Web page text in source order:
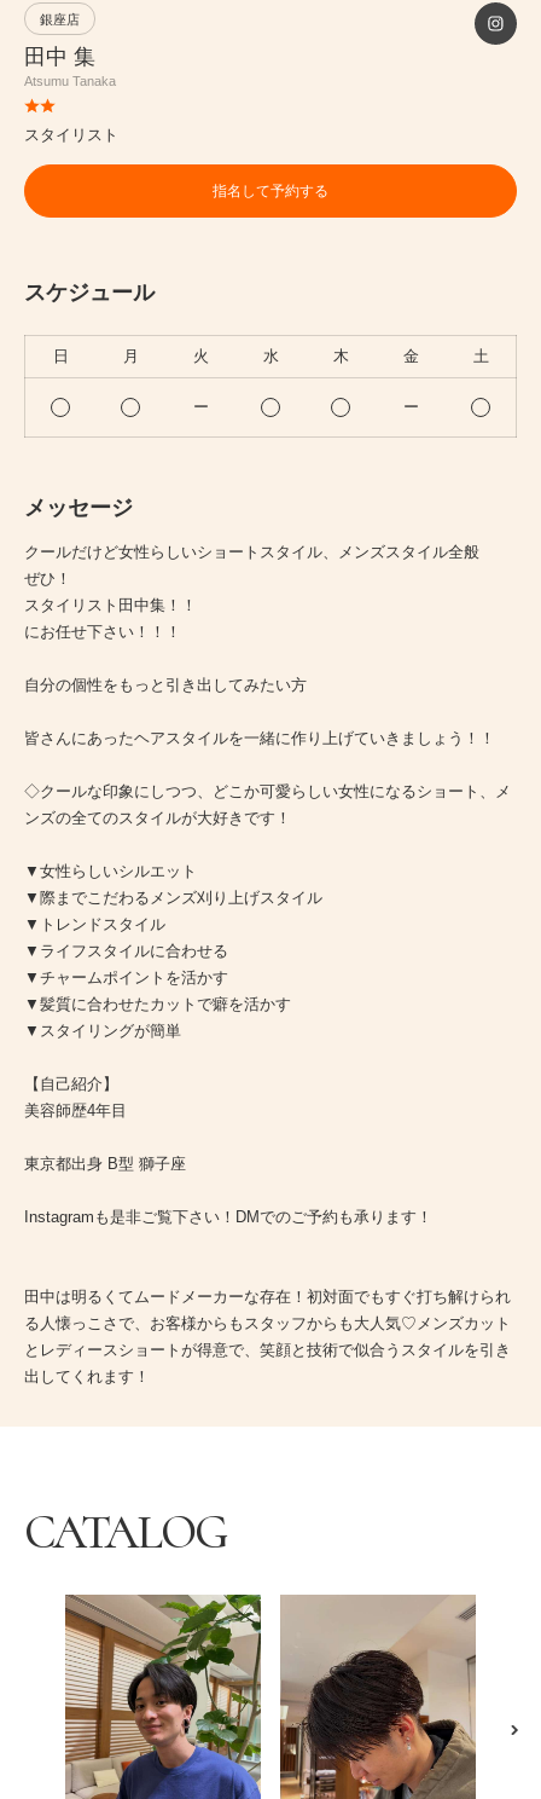
MEN’S GROOMING SALON
PRIVACY POLICY
銀座店
田中 集
Atsumu Tanaka
スタイリスト
指名して予約する
スケジュール
日 月 火 水 木 金 土
ー ー
メッセージ
クールだけど女性らしいショートスタイル、メンズスタイル全般
ぜひ！
スタイリスト田中集！！
にお任せ下さい！！！
自分の個性をもっと引き出してみたい方
皆さんにあったヘアスタイルを一緒に作り上げていきましょう！！
◇クールな印象にしつつ、どこか可愛らしい女性になるショート、メ
ンズの全てのスタイルが大好きです！
▼女性らしいシルエット
▼際までこだわるメンズ刈り上げスタイル
▼トレンドスタイル
▼ライフスタイルに合わせる
▼チャームポイントを活かす
▼髪質に合わせたカットで癖を活かす
▼スタイリングが簡単
【自己紹介】
美容師歴4年目
東京都出身 B型 獅子座
Instagramも是非ご覧下さい！DMでのご予約も承ります！
田中は明るくてムードメーカーな存在！初対面でもすぐ打ち解けられ
る人懐っこさで、お客様からもスタッフからも大人気♡メンズカット
とレディースショートが得意で、笑顔と技術で似合うスタイルを引き
出してくれます！
CATALOG